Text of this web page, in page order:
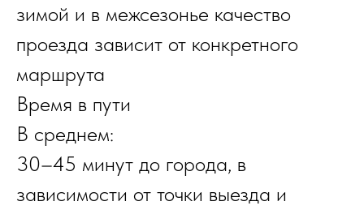
зимой и в межсезонье качество
проезда зависит от конкретного
маршрута
Время в пути
В среднем:
30–45 минут до города, в
зависимости от точки выезда и